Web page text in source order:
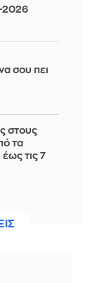
2026
σου πει
στους
τα
τις 7
Λέτο